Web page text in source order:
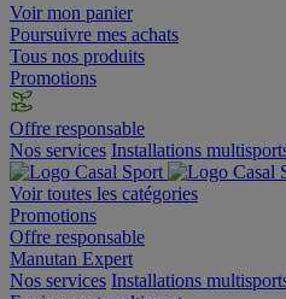
Voir mon panier
Poursuivre mes achats
Tous nos produits
Promotions
Offre responsable
Nos services Installations
Voir toutes les catégories
Promotions
Offre responsable
Manutan Expert
Nos services Installations